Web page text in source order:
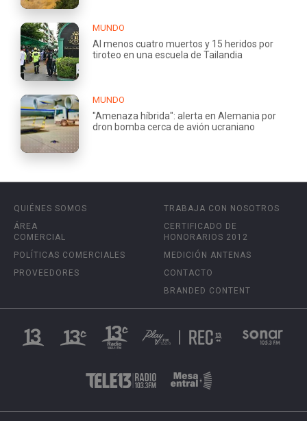
MUNDO
Al menos cuatro muertos y 15 heridos por
tiroteo en una escuela de Tailandia
MUNDO
"Amenaza híbrida": alerta en Alemania por
dron bomba cerca de avión ucraniano
QUIÉNES SOMOS
ÁREA
COMERCIAL
POLÍTICAS COMERCIALES
PROVEEDORES
TRABAJA CON NOSOTROS
CERTIFICADO DE
HONORARIOS 2012
MEDICIÓN ANTENAS
CONTACTO
BRANDED CONTENT